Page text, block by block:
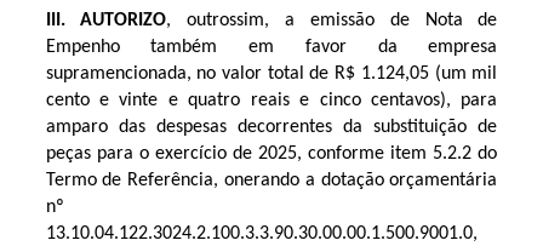
III.
AUTORIZO, outrossim, a emissão de Nota de
Empenho também em favor da empresa
supramencionada, no valor total de R$ 1.124,05 (um mil
cento e vinte e quatro reais e cinco centavos), para
amparo das despesas decorrentes da substituição de
peças para o exercício de 2025, conforme item 5.2.2 do
Termo de Referência, onerando a dotação orçamentária
nº
13.10.04.122.3024.2.100.3.3.90.30.00.00.1.500.9001.0,